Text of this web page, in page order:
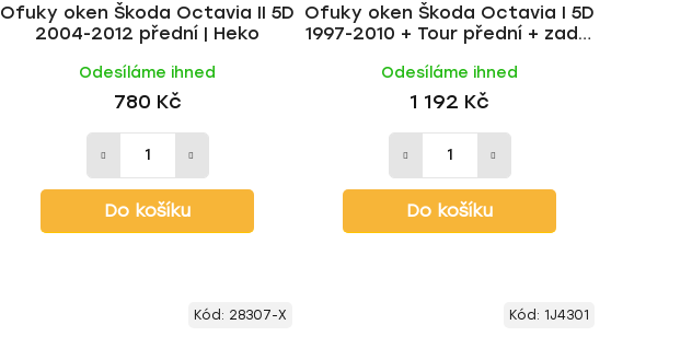
t
Ofuky oken Škoda Octavia II 5D
2004-2012 přední | Heko
Odesíláme ihned
780 Kč
Do košíku
Ofuky oken Škoda Octavia I 5D
1997-2010 + Tour přední + zadní
Odesíláme ihned
1 192 Kč
Do košíku
Kód: 28307-X Kód: 1J4301